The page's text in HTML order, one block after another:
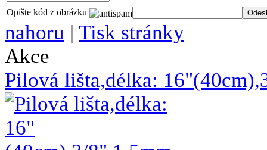
Opište kód z obrázku
nahoru | Tisk stránky
Akce
Pilová lišta,délka: